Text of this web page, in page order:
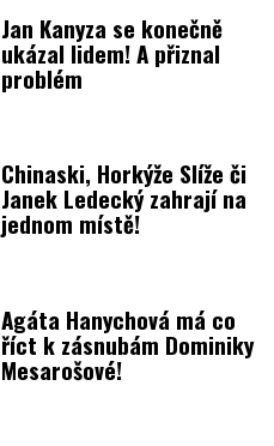
Jan Kanyza se konečně
ukázal lidem! A přiznal
problém
Chinaski, Horkýže Slíže či
Janek Ledecký zahrají na
jednom místě!
Agáta Hanychová má co
říct k zásnubám Dominiky
Mesarošové!